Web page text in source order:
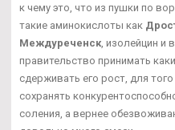
к чему это, что из пушки по
такие аминокислоты как
Междуреченск , изолейцин и
правительство принимать
сдерживать его рост, для
сохранять
соления, а вернее